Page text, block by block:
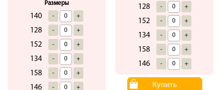
Размеры
140 - +
128 - +
152 - +
134 - +
158 - +
146 - +
128 - +
152 - +
134 - +
158 - +
146 - +
Купить